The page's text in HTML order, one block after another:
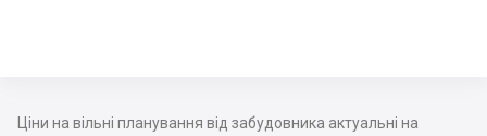
Ціни на вільні планування від забудовника актуальні на